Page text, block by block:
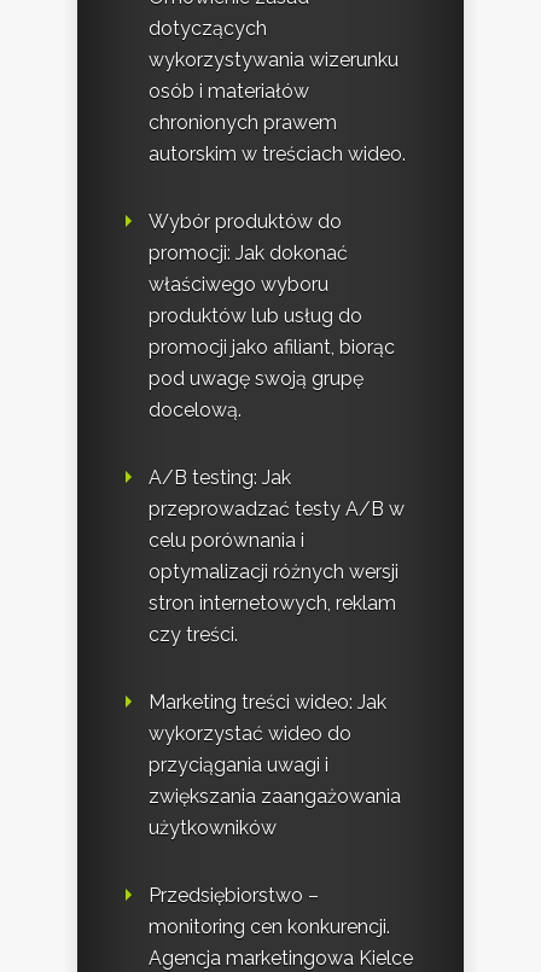
dotyczących
wykorzystywania wizerunku
osób i materiałów
chronionych prawem
autorskim w treściach wideo.
Wybór produktów do
promocji: Jak dokonać
właściwego wyboru
produktów lub usług do
promocji jako afiliant, biorąc
pod uwagę swoją grupę
docelową.
A/B testing: Jak
przeprowadzać testy A/B w
celu porównania i
optymalizacji różnych wersji
stron internetowych, reklam
czy treści.
Marketing treści wideo: Jak
wykorzystać wideo do
przyciągania uwagi i
zwiększania zaangażowania
użytkowników
Przedsiębiorstwo –
monitoring cen konkurencji.
Agencja marketingowa Kielce